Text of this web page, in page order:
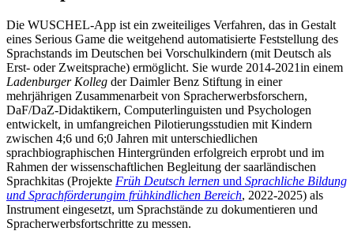
Die WUSCHEL-App ist ein zweiteiliges Verfahren, das in Gestalt
eines Serious Game die weitgehend automatisierte Feststellung des
Sprachstands im Deutschen bei Vorschulkindern (mit Deutsch als
Erst- oder Zweitsprache) ermöglicht. Sie wurde 2014-2021in einem
Ladenburger Kolleg der Daimler Benz Stiftung in einer
mehrjährigen Zusammenarbeit von Spracherwerbsforschern,
DaF/DaZ-Didaktikern, Computerlinguisten und Psychologen
entwickelt, in umfangreichen Pilotierungsstudien mit Kindern
zwischen 4;6 und 6;0 Jahren mit unterschiedlichen
sprachbiographischen Hintergründen erfolgreich erprobt und im
Rahmen der wissenschaftlichen Begleitung der saarländischen
Sprachkitas (Projekte Früh Deutsch lernen und Sprachliche Bildung
und Sprachförderungim frühkindlichen Bereich, 2022-2025) als
Instrument eingesetzt, um Sprachstände zu dokumentieren und
Spracherwerbsfortschritte zu messen.